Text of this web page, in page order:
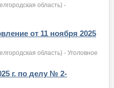
область) -
от 11 ноября 2025
область) - Уголовное
г. по делу № 2-